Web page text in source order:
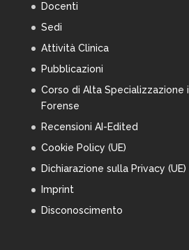
Docenti
Sedi
Attività Clinica
Pubblicazioni
Corso di Alta Specializzazione
Forense
Recensioni AI-Edited
Cookie Policy (UE)
Dichiarazione sulla Privacy (UE)
Imprint
Disconoscimento